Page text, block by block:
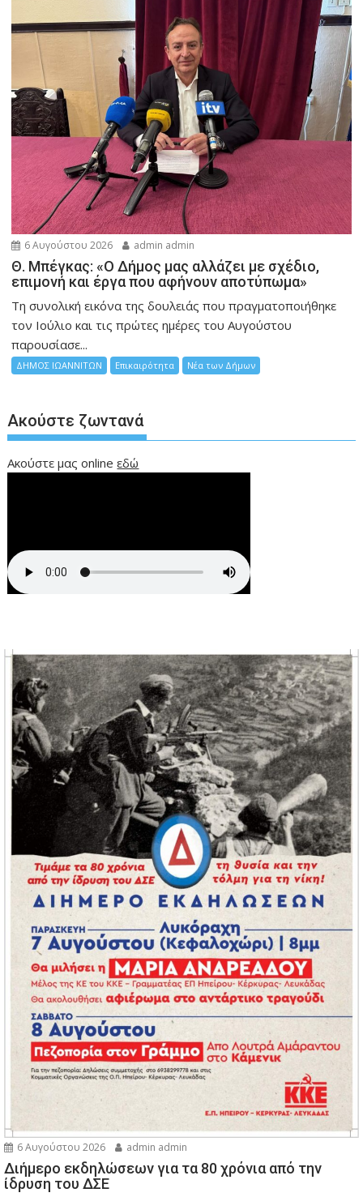
6 Αυγούστου 2026 admin admin
Θ. Μπέγκας: «Ο Δήμος μας αλλάζει με σχέδιο,
επιμονή και έργα που αφήνουν αποτύπωμα»
Τη συνολική εικόνα της δουλειάς που πραγματοποιήθηκε
τον Ιούλιο και τις πρώτες ημέρες του Αυγούστου
παρουσίασε...
ΔΗΜΟΣ ΙΩΑΝΝΙΤΩΝ Επικαιρότητα Νέα των Δήμων
Ακούστε ζωντανά
Ακούστε μας onlineεδώ
6 Αυγούστου 2026 admin admin
Διήμερο εκδηλώσεων για τα 80 χρόνια από την
ίδρυση του ΔΣΕ